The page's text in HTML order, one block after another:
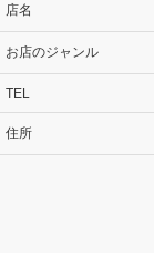
店名
お店のジャンル
TEL
住所